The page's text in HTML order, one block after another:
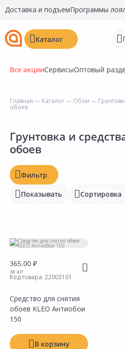
Доставка и подъемПрограммы
Каталог
Регистрация
Недавно
Все акцииСервисыОптовый
Главная — Каталог— Обои —
обоев
Грунтовка и
обоев
Наличие на складах
Статус
Отзывы
Рейтинг
Фасовка
Производитель
Фильтр
Показывать Сортировка
365.00 ₽
за шт
Код товара: 22003101
Средство для снятия
обоев KLEO Антиобои
150
В корзину